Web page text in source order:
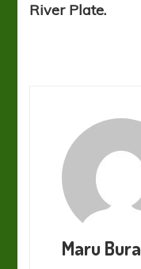
River Plate.
Maru